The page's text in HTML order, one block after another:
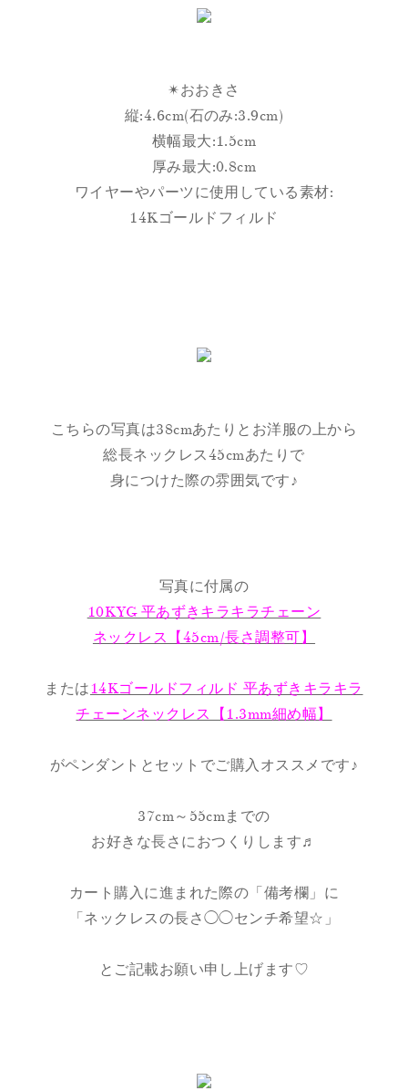
✴︎おおきさ
縦:4.6cm(石のみ:3.9cm)
横幅最大:1.5cm
厚み最大:0.8cm
ワイヤーやパーツに使用している素材:
14Kゴールドフィルド
こちらの写真は38cmあたりとお洋服の上から
総長ネックレス45cmあたりで
身につけた際の雰囲気です♪
写真に付属の
10KYG 平あずきキラキラチェーン
ネックレス【45cm/長さ調整可】
または14Kゴールドフィルド 平あずきキラキラ
チェーンネックレス【1.3mm細め幅】
がペンダントとセットでご購入オススメです♪
37cm～55cmまでの
お好きな長さにおつくりします♬
カート購入に進まれた際の「備考欄」に
「ネックレスの長さ◯◯センチ希望☆」
とご記載お願い申し上げます♡